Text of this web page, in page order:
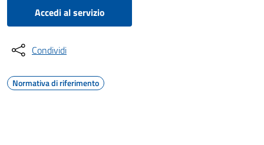
Accedi al servizio
Condividi
Normativa di riferimento